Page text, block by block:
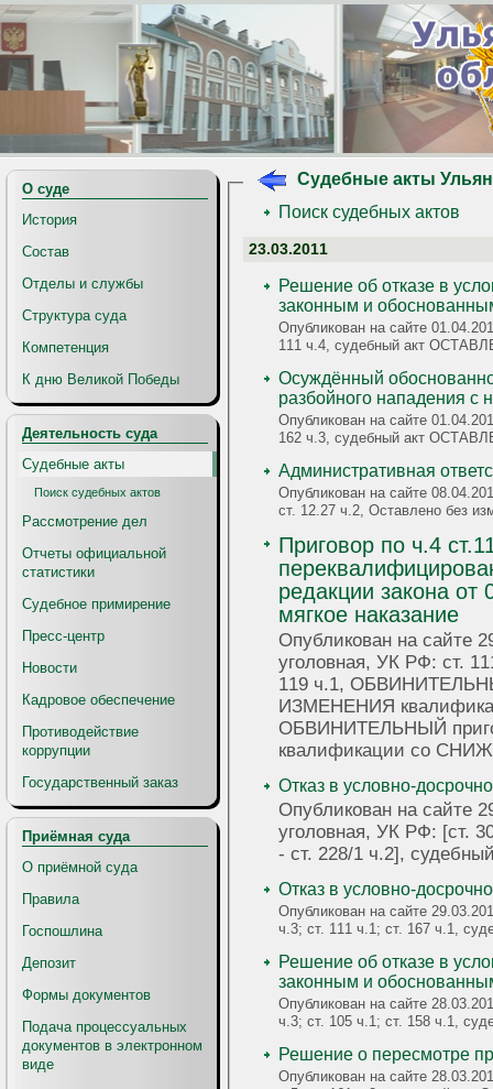
О суде
История
Состав
Отделы и службы
Структура суда
Компетенция
К дню Великой Победы
Деятельность суда
Судебные акты
Поиск судебных актов
Рассмотрение дел
Отчеты официальной
статистики
Судебное примирение
Пресс-центр
Новости
Кадровое обеспечение
Противодействие
коррупции
Государственный заказ
Приёмная суда
О приёмной суда
Правила
Госпошлина
Депозит
Формы документов
Подача процессуальных
документов в электронном
виде
Судебные акты
Поиск судебных актов
23.03.2011
Решение об отказе в
законным и
Опубликован на сайте
111 ч.4, судебный акт
Осуждённый
разбойного нападения
Опубликован на сайте
162 ч.3, судебный акт
Административная
Опубликован на сайте
ст. 12.27 ч.2, Оставлено без
Приговор по ч.4
редакции закона от
мягкое наказание
Опубликован на сайте
уголовная, УК РФ: ст. 111 ч.4; ст.
119 ч.1,
ИЗМЕНЕНИЯ
ОБВИНИТЕЛЬНЫЙ
квалификации со
Отказ в условно-
Опубликован на сайте
уголовная, УК РФ: [ст.
- ст. 228/1 ч.2],
Отказ в условно-
Опубликован на сайте
ч.3; ст. 111 ч.1; ст. 167 ч.1,
Решение об отказе в
законным и
Опубликован на сайте
ч.3; ст. 105 ч.1; ст. 158 ч.1,
Решение о пересмотре
Опубликован на сайте